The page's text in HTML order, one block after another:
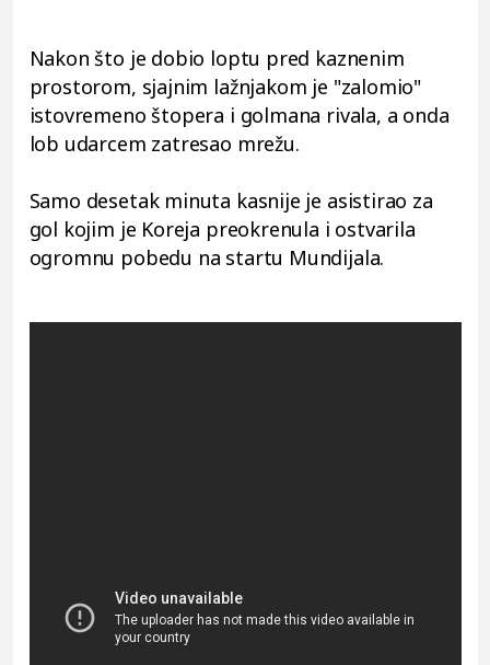
Nakon što je dobio loptu pred kaznenim
prostorom, sjajnim lažnjakom je "zalomio"
istovremeno štopera i golmana rivala, a onda
lob udarcem zatresao mrežu.
Samo desetak minuta kasnije je asistirao za
gol kojim je Koreja preokrenula i ostvarila
ogromnu pobedu na startu Mundijala.